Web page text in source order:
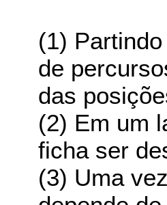
(1)
de
das
(2) Em um
ficha ser
(3) Uma